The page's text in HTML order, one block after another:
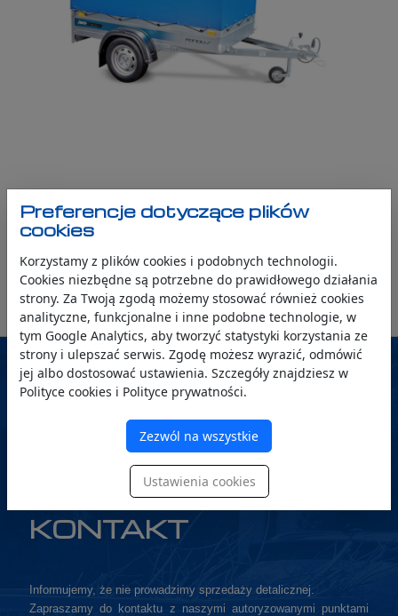
Preferencje dotyczące plików
cookies
Korzystamy z plików cookies i podobnych technologii.
Cookies niezbędne są potrzebne do prawidłowego działania
strony. Za Twoją zgodą możemy stosować również cookies
analityczne, funkcjonalne i inne podobne technologie, w
tym Google Analytics, aby tworzyć statystyki korzystania ze
strony i ulepszać serwis. Zgodę możesz wyrazić, odmówić
jej albo dostosować ustawienia. Szczegóły znajdziesz w
Polityce cookies i Polityce prywatności.
Zezwól na wszystkie
Ustawienia cookies
POBIERZ KARTĘ PRODUKTU (PDF)
KONTAKT
Informujemy, że nie prowadzimy sprzedaży detalicznej.
Zapraszamy do kontaktu z naszymi autoryzowanymi punktami